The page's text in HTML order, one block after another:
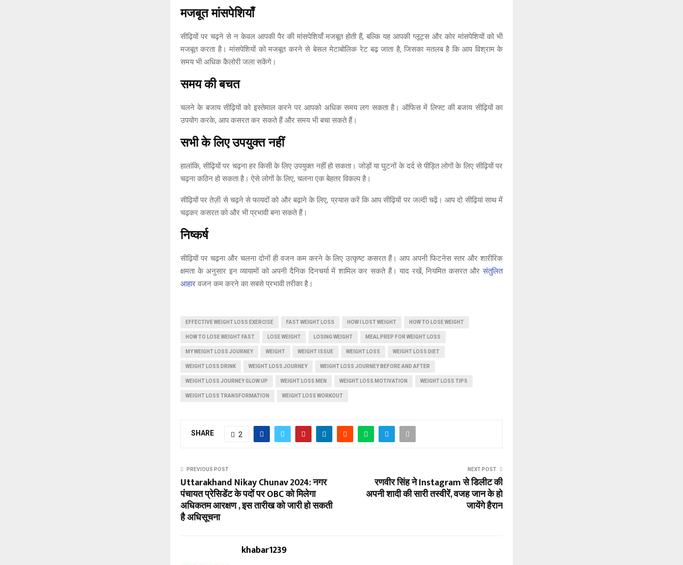
मजबूत मांसपेशियाँ
सीढ़ियों पर चढ़ने से न केवल आपकी पैर की मांसपेशियाँ मजबूत होती हैं, बल्कि यह आपकी ग्लूट्स और कोर मांसपेशियों को भी
मजबूत करता है। मांसपेशियों को मजबूत करने से बेसल मेटाबोलिक रेट बढ़ जाता है, जिसका मतलब है कि आप विश्राम के
समय भी अधिक कैलोरी जला सकेंगे।
समय की बचत
चलने के बजाय सीढ़ियों को इस्तेमाल करने पर आपको अधिक समय लग सकता है। ऑफिस में लिफ्ट की बजाय सीढ़ियों का
उपयोग करके, आप कसरत कर सकते हैं और समय भी बचा सकते हैं।
सभी के लिए उपयुक्त नहीं
हालांकि, सीढ़ियों पर चढ़ना हर किसी के लिए उपयुक्त नहीं हो सकता। जोड़ों या घुटनों के दर्द से पीड़ित लोगों के लिए सीढ़ियों पर
चढ़ना कठिन हो सकता है। ऐसे लोगों के लिए, चलना एक बेहतर विकल्प है।
सीढ़ियों पर तेज़ी से चढ़ने से फायदों को और बढ़ाने के लिए, प्रयास करें कि आप सीढ़ियों पर जल्दी चढ़ें। आप दो सीढ़ियां साथ में
चढ़कर कसरत को और भी प्रभावी बना सकते हैं।
निष्कर्ष
सीढ़ियों पर चढ़ना और चलना दोनों ही वजन कम करने के लिए उत्कृष्ट कसरत हैं। आप अपनी फिटनेस स्तर और शारीरिक
क्षमता के अनुसार इन व्यायामों को अपनी दैनिक दिनचर्या में शामिल कर सकते हैं। याद रखें, नियमित कसरत औरसंतुलित
आहार वजन कम करने का सबसे प्रभावी तरीका है।
EFFECTIVE WEIGHT LOSS EXERCISE FAST WEIGHT LOSS HOW I LOST WEIGHT HOW TO LOSE WEIGHT
HOW TO LOSE WEIGHT FAST LOSE WEIGHT LOSING WEIGHT MEAL PREP FOR WEIGHT LOSS
MY WEIGHT LOSS JOURNEY WEIGHT WEIGHT ISSUE WEIGHT LOSS WEIGHT LOSS DIET
WEIGHT LOSS DRINK WEIGHT LOSS JOURNEY WEIGHT LOSS JOURNEY BEFORE AND AFTER
WEIGHT LOSS JOURNEY GLOW UP WEIGHT LOSS MEN WEIGHT LOSS MOTIVATION WEIGHT LOSS TIPS
WEIGHT LOSS TRANSFORMATION WEIGHT LOSS WORKOUT
SHARE 2
PREVIOUS POST
Uttarakhand Nikay Chunav 2024: नगर
पंचायत प्रेसिडेंट के पदों पर OBC को मिलेगा
अधिकतम आरक्षण , इस तारीख को जारी हो सकती
है अधिसूचना
NEXT POST
रणवीर सिंह ने Instagram से डिलीट की
अपनी शादी की सारी तस्वीरें, वजह जान के हो
जायेंगे हैरान
khabar1239